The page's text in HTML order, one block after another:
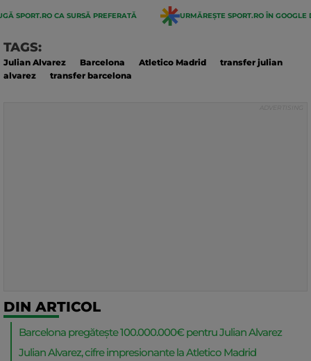
SPORT.RO CA SURSĂ PREFERATĂ URMĂREȘTE SPORT.RO ÎN GOOGLE
TAGS:
Julian Alvarez Barcelona Atletico Madrid
transfer julian
alvarez
transfer barcelona
DIN ARTICOL
Barcelona pregătește 100.000.000€ pentru Julian Alvarez
Julian Alvarez, cifre impresionante la Atletico Madrid